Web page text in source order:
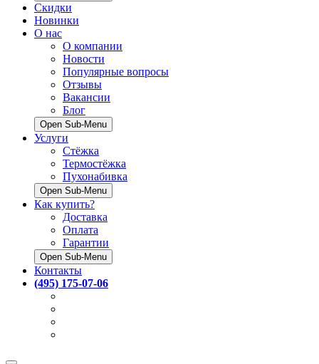
Скидки
Новинки
О нас
О компании
Новости
Популярные вопросы
Отзывы
Вакансии
Блог
Open Sub-Menu
Услуги
Стёжка
Термостёжка
Пухонабивка
Open Sub-Menu
Как купить?
Доставка
Оплата
Гарантии
Open Sub-Menu
Контакты
(495) 175-07-06